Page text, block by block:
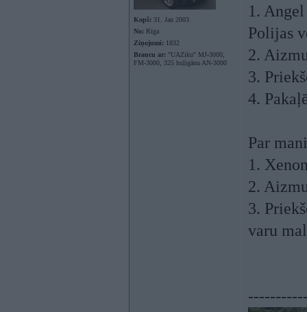
Kopš: 31. Jan 2003
No: Rīga
Ziņojumi: 1832
Braucu ar: "UAZiku" MJ-3000,
FM-3000, 325 huļigānu AN-3000
1.
Polijas
2.
3.
4.
Par
1.
2.
3.
varu